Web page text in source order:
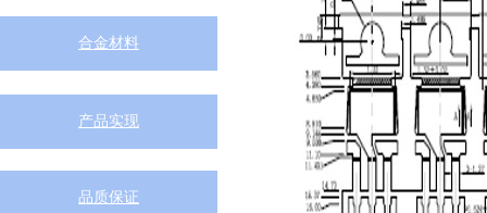
合金材料
产品实现
品质保证